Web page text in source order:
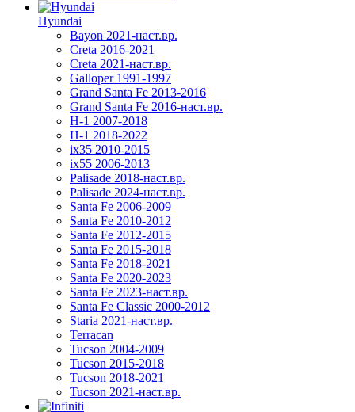
Hyundai
Bayon 2021-наст.вр.
Creta 2016-2021
Creta 2021-наст.вр.
Galloper 1991-1997
Grand Santa Fe 2013-2016
Grand Santa Fe 2016-наст.вр.
H-1 2007-2018
H-1 2018-2022
ix35 2010-2015
ix55 2006-2013
Palisade 2018-наст.вр.
Palisade 2024-наст.вр.
Santa Fe 2006-2009
Santa Fe 2010-2012
Santa Fe 2012-2015
Santa Fe 2015-2018
Santa Fe 2018-2021
Santa Fe 2020-2023
Santa Fe 2023-наст.вр.
Santa Fe Classic 2000-2012
Staria 2021-наст.вр.
Terracan
Tucson 2004-2009
Tucson 2015-2018
Tucson 2018-2021
Tucson 2021-наст.вр.